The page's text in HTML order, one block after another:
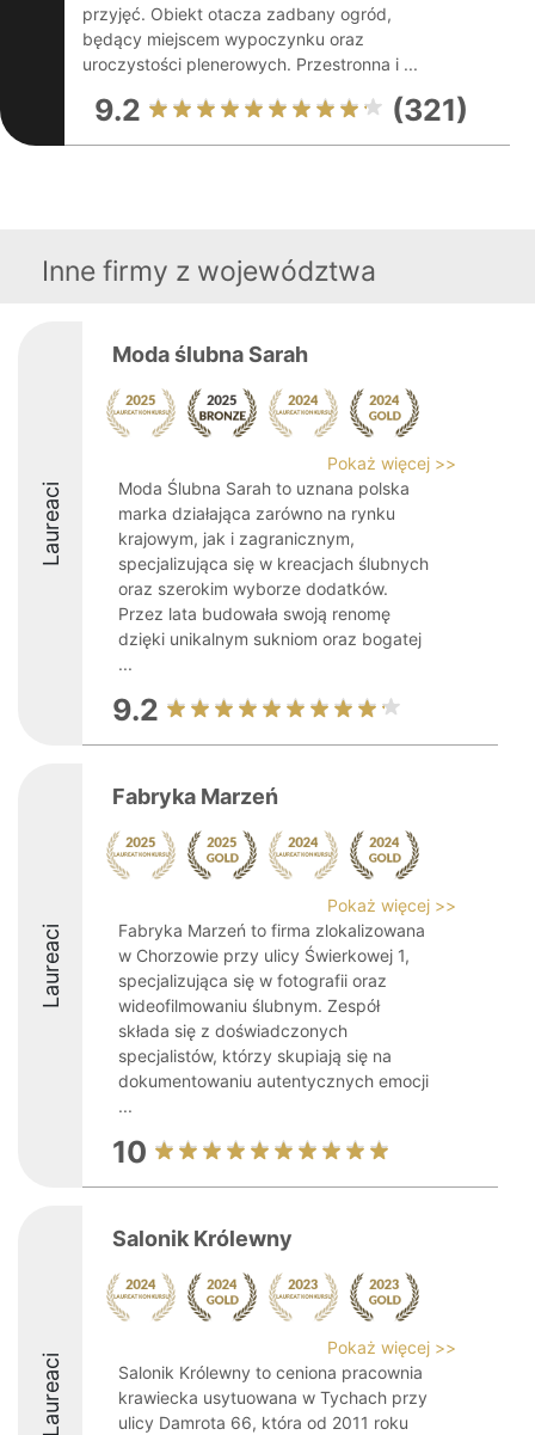
przyjęć. Obiekt otacza zadbany ogród,
będący miejscem wypoczynku oraz
uroczystości plenerowych. Przestronna i ...
9.2 (321)
Inne firmy z województwa
Laureaci
Moda ślubna Sarah
Pokaż więcej >>
Moda Ślubna Sarah to uznana polska
marka działająca zarówno na rynku
krajowym, jak i zagranicznym,
specjalizująca się w kreacjach ślubnych
oraz szerokim wyborze dodatków.
Przez lata budowała swoją renomę
dzięki unikalnym sukniom oraz bogatej
...
9.2
Laureaci
Fabryka Marzeń
Pokaż więcej >>
Fabryka Marzeń to firma zlokalizowana
w Chorzowie przy ulicy Świerkowej 1,
specjalizująca się w fotografii oraz
wideofilmowaniu ślubnym. Zespół
składa się z doświadczonych
specjalistów, którzy skupiają się na
dokumentowaniu autentycznych emocji
...
10
Laureaci
Salonik Królewny
Pokaż więcej >>
Salonik Królewny to ceniona pracownia
krawiecka usytuowana w Tychach przy
ulicy Damrota 66, która od 2011 roku